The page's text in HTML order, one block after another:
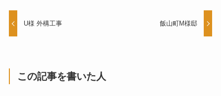
U様 外構工事 飯山町M様邸
この記事を書いた人